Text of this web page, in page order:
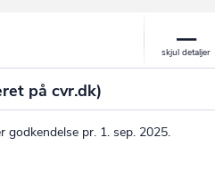
på cvr.dk)
pr. 1. sep. 2025.